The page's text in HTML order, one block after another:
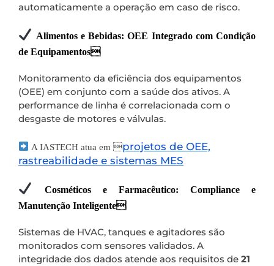
automaticamente a operação em caso de risco.
Alimentos e Bebidas: OEE Integrado com Condição
de Equipamentos
Monitoramento da eficiência dos equipamentos
(OEE) em conjunto com a saúde dos ativos. A
performance de linha é correlacionada com o
desgaste de motores e válvulas.
A IASTECH atua em projetos de OEE,
rastreabilidade e sistemas MES
Cosméticos e Farmacêutico: Compliance e
Manutenção Inteligente
Sistemas de HVAC, tanques e agitadores são
monitorados com sensores validados. A
integridade dos dados atende aos requisitos de 21